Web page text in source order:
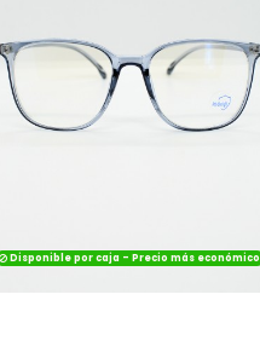
Disponible por caja - Precio más económico